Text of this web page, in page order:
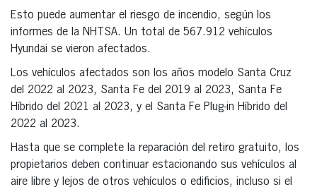
Esto puede aumentar el riesgo de incendio, según los
informes de la NHTSA. Un total de 567.912 vehículos
Hyundai se vieron afectados.
Los vehículos afectados son los años modelo Santa Cruz
del 2022 al 2023, Santa Fe del 2019 al 2023, Santa Fe
Híbrido del 2021 al 2023, y el Santa Fe Plug-in Híbrido del
2022 al 2023.
Hasta que se complete la reparación del retiro gratuito, los
propietarios deben continuar estacionando sus vehículos al
aire libre y lejos de otros vehículos o edificios, incluso si el